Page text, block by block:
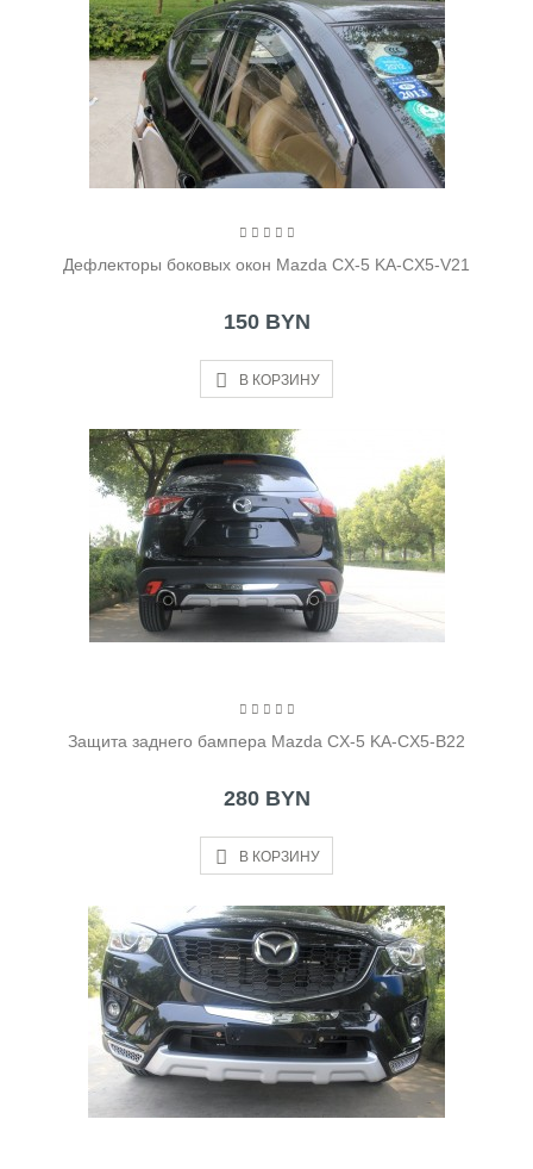
Дефлекторы боковых окон Mazda CX-5 KA-CX5-V21
150 BYN
В КОРЗИНУ
Защита заднего бампера Mazda CX-5 KA-CX5-B22
280 BYN
В КОРЗИНУ